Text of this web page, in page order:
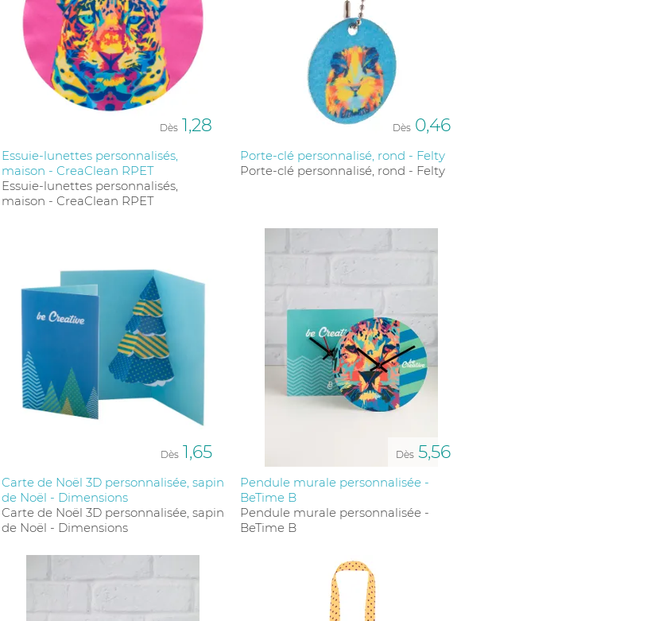
Dès 1,28
Essuie-lunettes personnalisés,
maison - CreaClean RPET
Essuie-lunettes personnalisés,
maison - CreaClean RPET
Dès 0,46
Porte-clé personnalisé, rond - Felty
Porte-clé personnalisé, rond - Felty
Dès 1,65
Carte de Noël 3D personnalisée, sapin
de Noël - Dimensions
Carte de Noël 3D personnalisée, sapin
de Noël - Dimensions
Dès 5,56
Pendule murale personnalisée -
BeTime B
Pendule murale personnalisée -
BeTime B